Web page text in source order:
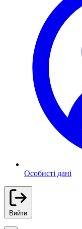
Особисті дані
Вийти